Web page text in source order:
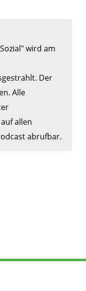
wird am
Der
Alle
allen
abrufbar.